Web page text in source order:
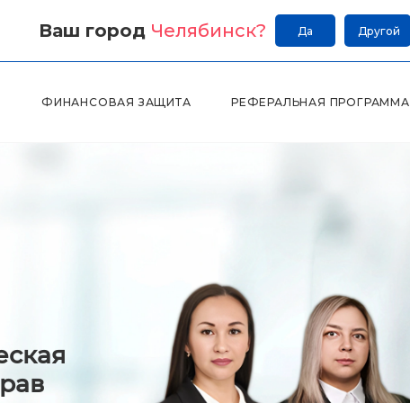
Ваш город Челябинск? Да Другой
ФИНАНСОВАЯ ЗАЩИТА РЕФЕРАЛЬНАЯ ПРОГРАММА